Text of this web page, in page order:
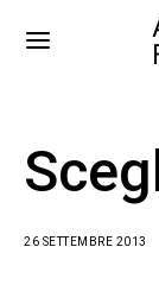
26 SETTEMBRE 2013